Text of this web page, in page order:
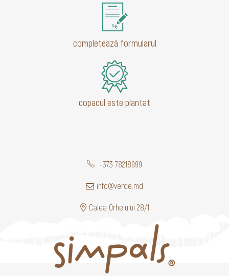
completează formularul
copacul este plantat
+373 78218999
info@verde.md
Calea Orheiului 28/1